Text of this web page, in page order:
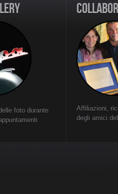
foto durante
Affiliazioni,
degli amici